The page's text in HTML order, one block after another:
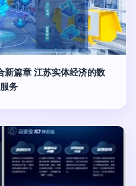
篇章 江苏实体经济的数
务